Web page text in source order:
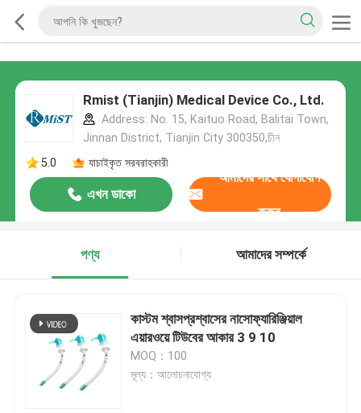
Rmist (Tianjin) Medical Device Co., Ltd.
Address: No. 15, Kaituo Road, Balitai Town,
Jinnan District, Tianjin City 300350,চীন
5.0
যাচাইকৃত সরবরাহকারী
এখন ডাকো
আমাদের সাথে যোগাযোগ
করুন
পণ্য আমাদের সম্পর্কে
কাস্টম শ্বাসপ্রশ্বাসের নাসোফ্যারিঞ্জিয়াল
এয়ারওয়ে টিউবের আকার 3 9 10
MOQ：100
মূল্য：আলোচনাযোগ্য